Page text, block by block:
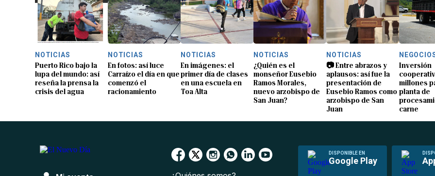
NOTICIAS
Puerto Rico bajo la
lupa del mundo: así
reseña la prensa la
crisis del agua
NOTICIAS
En fotos: así luce
Carraízo el día en que
comenzó el
racionamiento
NOTICIAS
En imágenes: el
primer día de clases
en una escuela en
Toa Alta
NOTICIAS
¿Quién es el
monseñor Eusebio
Ramos Morales,
nuevo arzobispo de
San Juan?
NOTICIAS
📷 Entre abrazos y
aplausos: así fue la
presentación de
Eusebio Ramos como
arzobispo de San
Juan
Inversión
millones
planta de
carne
DISPONIBLE EN
Google Play